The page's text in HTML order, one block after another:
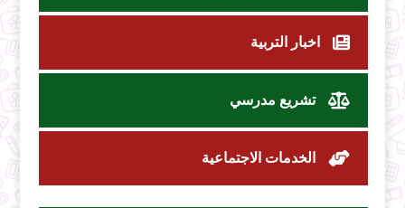
اخبار التربية
تشريع مدرسي
الخدمات الاجتماعية